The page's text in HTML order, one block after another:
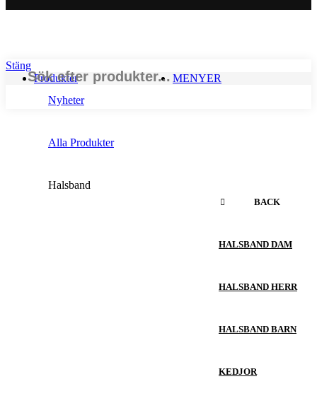
Stäng
MENYER
Produkter
Nyheter
Alla Produkter
Halsband
BACK
HALSBAND DAM
HALSBAND HERR
HALSBAND BARN
KEDJOR